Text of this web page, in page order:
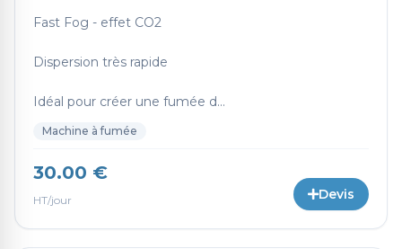
Fast Fog - effet CO2
Dispersion très rapide
Idéal pour créer une fumée d...
Machine à fumée
30.00 €
HT/jour Devis